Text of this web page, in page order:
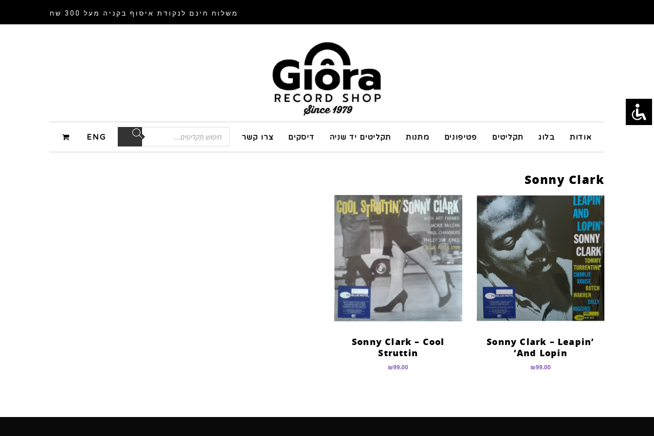
משלוח חינם לנקודת איסוף בקניה מעל 300 שח
אודות בלוג תקליטים פטיפונים מתנות תקליטים יד שניה דיסקים צרו קשר ENG
Sonny Clark
Sonny Clark – Leapin’
And Lopin’
₪99.00
Sonny Clark – Cool
Struttin
₪99.00